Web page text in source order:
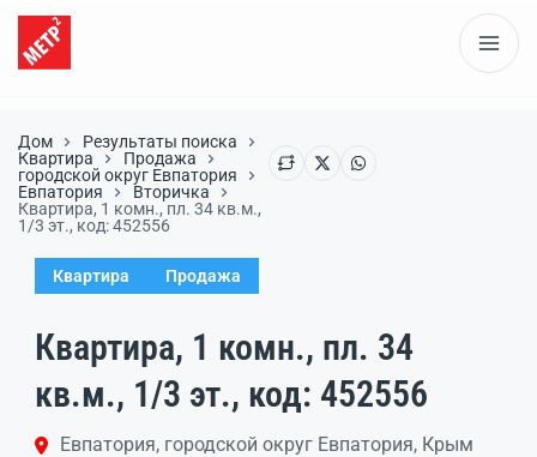
Дом
Результаты поиска
Квартира
Продажа
городской округ Евпатория
Евпатория
Вторичка
Квартира, 1 комн., пл. 34 кв.м.,
1/3 эт., код: 452556
Квартира Продажа
Квартира, 1 комн., пл. 34
кв.м., 1/3 эт., код: 452556
Евпатория, городской округ Евпатория, Крым